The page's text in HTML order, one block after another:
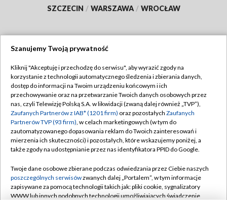
SZCZECIN / WARSZAWA / WROCŁAW
TVP
Abonament TVP
Emisja w TVP
Centrum informacji TVP
Naziemna Telewizja Cyfrowa
Rada Programowa
System NOS
Regulamin TVP
Polityka prywatności
Moje zgody
Pomoc
Kontakt
Szanujemy Twoją prywatność
Kliknij "Akceptuję i przechodzę do serwisu", aby wyrazić zgody na
korzystanie z technologii automatycznego śledzenia i zbierania danych,
dostęp do informacji na Twoim urządzeniu końcowym i ich
przechowywanie oraz na przetwarzanie Twoich danych osobowych przez
nas, czyli Telewizję Polską S.A. w likwidacji (zwaną dalej również „TVP”),
Zaufanych Partnerów z IAB* (1201 firm) oraz pozostałych Zaufanych
Partnerów TVP (93 firm), w celach marketingowych (w tym do
zautomatyzowanego dopasowania reklam do Twoich zainteresowań i
mierzenia ich skuteczności) i pozostałych, które wskazujemy poniżej, a
także zgody na udostępnianie przez nas identyfikatora PPID do Google.
Twoje dane osobowe zbierane podczas odwiedzania przez Ciebie naszych
poszczególnych serwisówzwanych dalej „Portalem”, w tym informacje
zapisywane za pomocą technologii takich jak: pliki cookie, sygnalizatory
WWW lub innych podobnych technologii umożliwiających świadczenie